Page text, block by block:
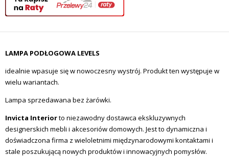
LAMPA PODŁOGOWA LEVELS
idealnie wpasuje się w nowoczesny wystrój. Produkt ten występuje w
wielu wariantach.
Lampa sprzedawana bez żarówki.
Invicta Interiorto niezawodny dostawca ekskluzywnych
designerskich mebli i akcesoriów domowych. Jest to dynamiczna i
doświadczona firma z wieloletnimi międzynarodowymi kontaktami i
stale poszukującą nowych produktów i innowacyjnych pomysłów.